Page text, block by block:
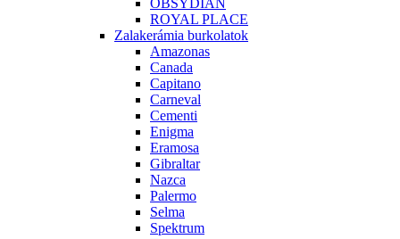
OBSYDIAN
ROYAL PLACE
Zalakerámia burkolatok
Amazonas
Canada
Capitano
Carneval
Cementi
Enigma
Eramosa
Gibraltar
Nazca
Palermo
Selma
Spektrum